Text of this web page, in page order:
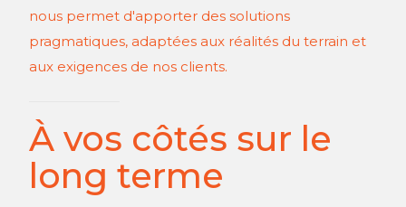
nous permet d'apporter des solutions
pragmatiques, adaptées aux réalités du terrain et
aux exigences de nos clients.
À vos côtés sur le
long terme